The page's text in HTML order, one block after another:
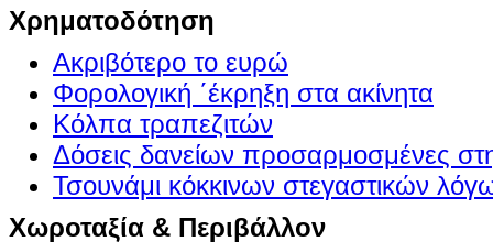
Χρηματοδότηση
Ακριβότερο το ευρώ
Φορολογική ΄έκρηξη στα ακίνητα
Κόλπα τραπεζιτών
Δόσεις δανείων προσαρμοσμένες
Τσουνάμι κόκκινων στεγαστικών
Χωροταξία & Περιβάλλον